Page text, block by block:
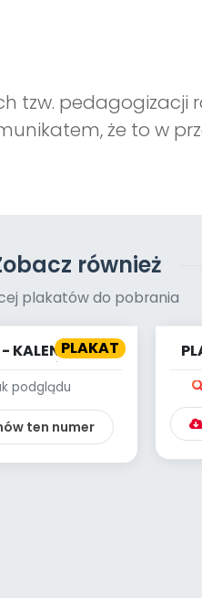
tzw. pedagogizacji
że to w
również
plakatów do pobrania
PLAKAT
KALENDARZ -
podglądu
ten numer